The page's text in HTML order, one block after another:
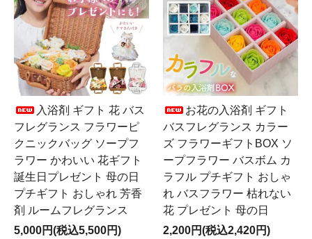
入浴剤 ギフト 花 バス
フレグランス フラワーピ
クニックバッグ ソープフ
ラワー かわいい 花ギフト
誕生日プレゼント 母の日
プチギフト おしゃれ 芳香
剤 ルームフレグランス
5,000円(税込5,500円)
お花の入浴剤 ギフト
バスフレグランス カラー
ズ フラワーギフトBOX ソ
ープフラワー バスボム カ
ラフル プチギフト おしゃ
れ バスフラワー 枯れない
花 プレゼント 母の日
2,200円(税込2,420円)